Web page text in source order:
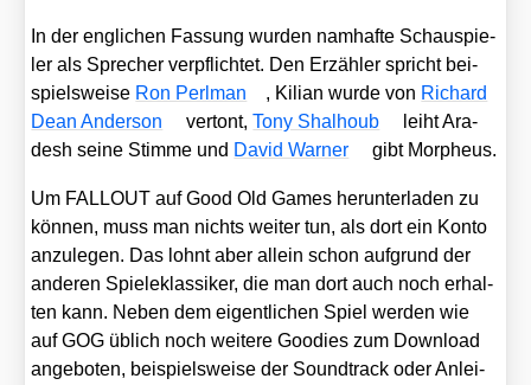
In der eng­li­chen Fas­sung wur­den nam­haf­te Schau­spie­
ler als Spre­cher ver­pflich­tet. Den Erzäh­ler spricht bei­
spiels­wei­se Ron Perl­man , Kili­an wur­de von Richard
Dean Ander­son
ver­tont,Tony Shal­houb
leiht Ara­
desh sei­ne Stim­me und David War­ner gibt Mor­pheus.
Um FALLOUT auf Good Old Games her­un­ter­la­den zu
kön­nen, muss man nichts wei­ter tun, als dort ein Kon­to
anzu­le­gen. Das lohnt aber allein schon auf­grund der
ande­ren Spie­le­klas­si­ker, die man dort auch noch erhal­
ten kann. Neben dem eigent­li­chen Spiel wer­den wie
auf GOG üblich noch wei­te­re Goo­dies zum Down­load
ange­bo­ten, bei­spiels­wei­se der Sound­track oder Anlei­